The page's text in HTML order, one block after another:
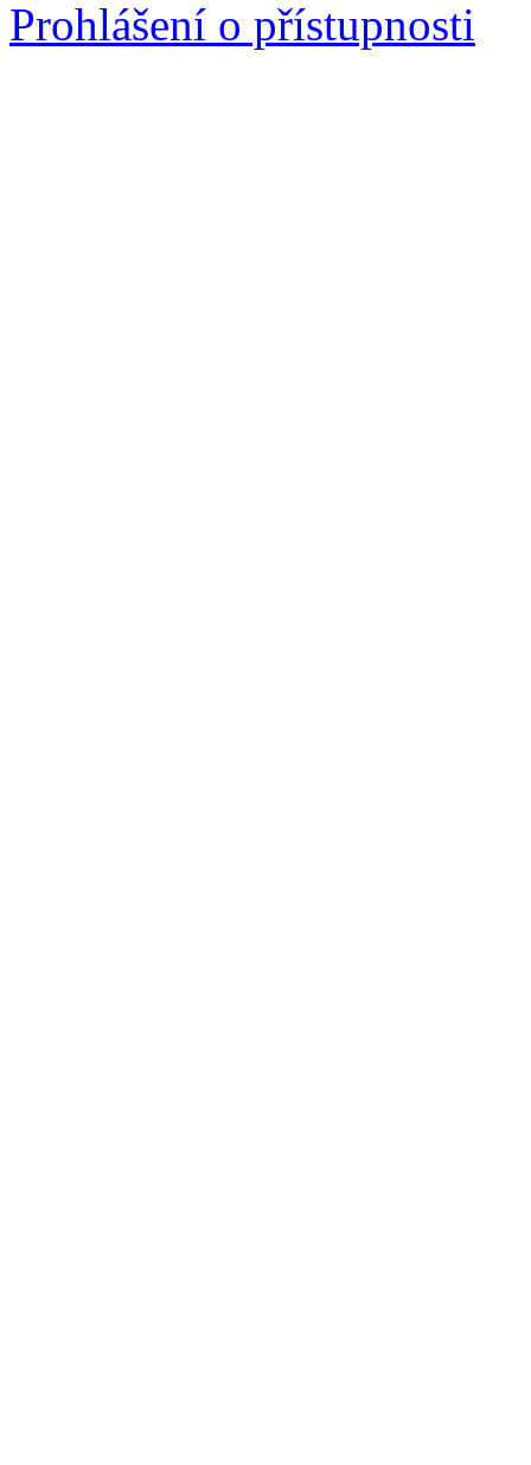
Prohlášení o přístupnosti